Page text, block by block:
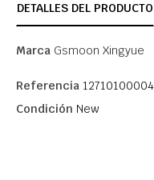
DETALLES DEL PRODUCTO
Marca Gsmoon Xingyue
Referencia
Condición New